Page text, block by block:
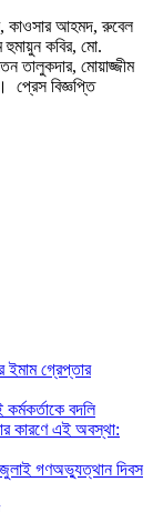
কাওসার আহমদ, রুবেল
কবির, মো.
তালুকদার, মোয়াজ্জীম
বিজ্ঞপ্তি
ইমাম গ্রেপ্তার
বদলি
কারণে এই অবস্থা:
গণঅভ্যুত্থান দিবস